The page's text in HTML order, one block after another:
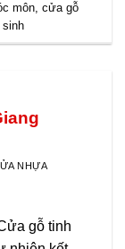
môn,cửa gỗ
NHỰA
gỗ tinh